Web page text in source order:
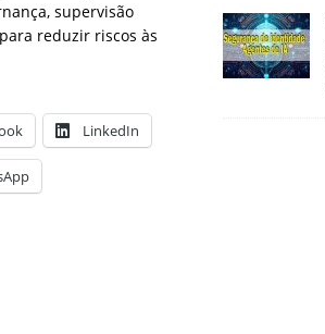
supervisão
reduzir riscos às
LinkedIn